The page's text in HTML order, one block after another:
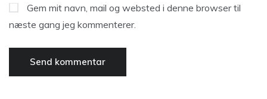
Gem mit navn, mail og websted i denne browser til
næste gang jeg kommenterer.